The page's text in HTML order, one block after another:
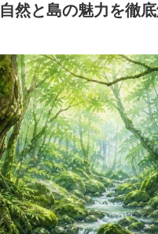
然と島の魅力を徹